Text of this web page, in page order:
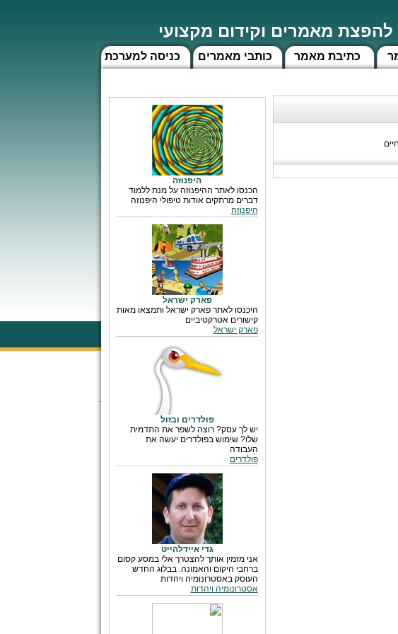
מאמרים וקידום מקצועי
כניסה למערכת כותבי מאמרים כתיבת מאמר
היפנוזה
הכנסו לאתר ההיפנוזה על מנת ללמוד
דברים מרתקים אודות טיפולי היפנוזה
היפנוזה
פארק ישראל
היכנסו לאתר פארק ישראל ותמצאו מאות
קישורים אטרקטיביים
פארק ישראל
פולדרים ובזול
יש לך עסק? רוצה לשפר את התדמית
שלו? שימוש בפולדרים יעשה את
העבודה
פולדרים
גדי איידלהייט
אני מזמין אותך להצטרך אלי במסע קסום
ברחבי היקום והאמונה. בבלוג החדש
העוסק באסטרונומיה ויהדות
אסטרונומיה ויהדות